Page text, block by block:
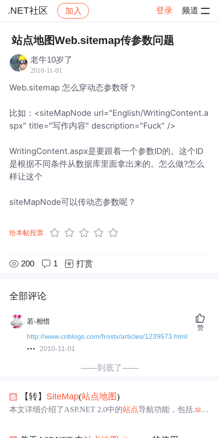
.NET社区 加入 登录 频道
社区 .NET社区 帖子详情
站点地图Web.sitemap传参数问题
老牛10岁了
2010-11-01
Web.sitemap 怎么穿动态参数呀？
比如：<siteMapNode url="English/WritingContent.a
spx" title="写作内容" description="Fuck" />
WritingContent.aspx是要跟着一个参数ID的。这个ID
是根据不同条件从数据库里面拿出来的。怎么做?怎么
样让这个
siteMapNode可以传动态参数呢？
给本帖投票
200 1 打赏
全部评论
若-相惜
http://www.cnblogs.com/frostx/articles/1239573.html
2010-11-01
赞
——到底了——
【转】 SiteMap(站点地图)
本文详细介绍了ASP.NET 2.0中的站点导航功能，包括.site